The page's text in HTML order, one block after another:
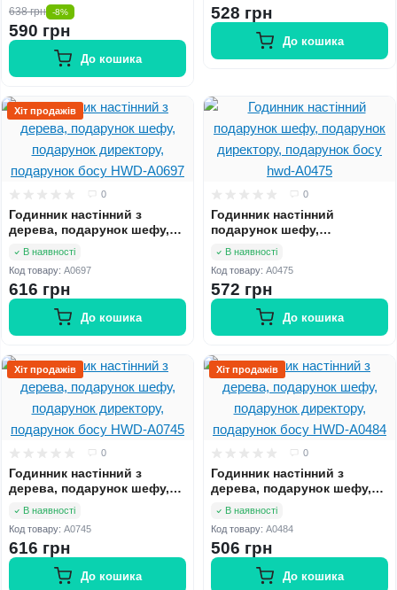
638 грн -8%
590 грн
До кошика
528 грн
До кошика
Хіт продажів
0
Годинник настінний з
дерева, подарунок шефу,
подарунок босу HWD-A0697
В наявності
Код товару: A0697
616 грн
До кошика
0
Годинник настінний
подарунок шефу,
подарунок босу hwd-A0475
В наявності
Код товару: A0475
572 грн
До кошика
Хіт продажів
0
Годинник настінний з
дерева, подарунок шефу,
подарунок босу HWD-A0745
В наявності
Код товару: A0745
616 грн
До кошика
Хіт продажів
0
Годинник настінний з
дерева, подарунок шефу,
подарунок босу HWD-A0484
В наявності
Код товару: A0484
506 грн
До кошика